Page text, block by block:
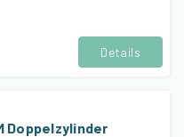
Details
Doppelzylinder